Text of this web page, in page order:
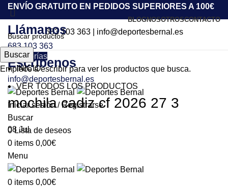
ENVÍO GRATUITO EN PEDIDOS SUPERIORES A 100€
BLOGNOSOTROSCONTACTO
683 103 363| info@deportesbernal.es
Llámanos
683 103 363
Escríbenos
info@deportesbernal.es
Iniciar sesión / Registrarse
Buscar
0Lista de deseos
0 items 0,00€
Menu
0 items 0,00€
Categorías
INICIO
VER TODOS LOS PRODUCTOS
mochila cadiz cf 2026 27 3
08 Jul
Buscar
Empiece a escribir para ver los productos que busca.